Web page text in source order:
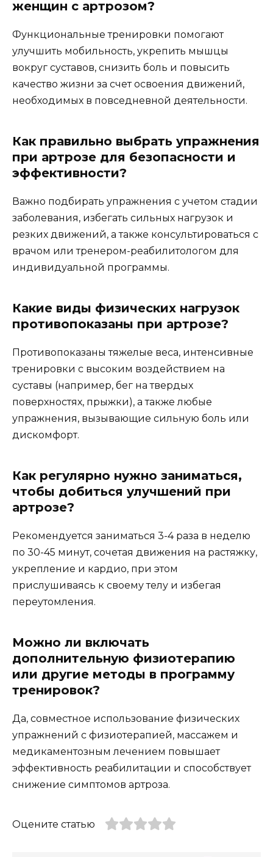
женщин с артрозом?
Функциональные тренировки помогают
улучшить мобильность, укрепить мышцы
вокруг суставов, снизить боль и повысить
качество жизни за счет освоения движений,
необходимых в повседневной деятельности.
Как правильно выбрать упражнения
при артрозе для безопасности и
эффективности?
Важно подбирать упражнения с учетом стадии
заболевания, избегать сильных нагрузок и
резких движений, а также консультироваться с
врачом или тренером-реабилитологом для
индивидуальной программы.
Какие виды физических нагрузок
противопоказаны при артрозе?
Противопоказаны тяжелые веса, интенсивные
тренировки с высоким воздействием на
суставы (например, бег на твердых
поверхностях, прыжки), а также любые
упражнения, вызывающие сильную боль или
дискомфорт.
Как регулярно нужно заниматься,
чтобы добиться улучшений при
артрозе?
Рекомендуется заниматься 3-4 раза в неделю
по 30-45 минут, сочетая движения на растяжку,
укрепление и кардио, при этом
прислушиваясь к своему телу и избегая
переутомления.
Можно ли включать
дополнительную физиотерапию
или другие методы в программу
тренировок?
Да, совместное использование физических
упражнений с физиотерапией, массажем и
медикаментозным лечением повышает
эффективность реабилитации и способствует
снижение симптомов артроза.
Оцените статью